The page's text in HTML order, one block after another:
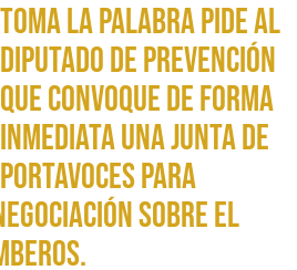
TOMA LA PALABRA PIDE AL
DIPUTADO DE PREVENCIÓN
QUE CONVOQUE DE FORMA
INMEDIATA UNA JUNTA DE
PORTAVOCES PARA
SOBRE EL